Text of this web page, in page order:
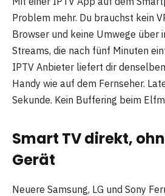
Problem mehr. Du brauchst kein
Browser und keine Umwege über
Streams, die nach fünf Minuten
IPTV Anbieter liefert dir
Handy wie auf dem Fernseher.
Sekunde. Kein Buffering beim
Smart TV direkt,
Gerät
Neuere Samsung, LG und Sony